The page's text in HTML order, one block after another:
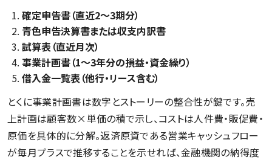
確定申告書（直近2〜3期分）
青色申告決算書または収支内訳書
試算表（直近月次）
事業計画書（1〜3年分の損益・資金繰り）
借入金一覧表（他行・リース含む）
とくに事業計画書は数字とストーリーの整合性が鍵です。売
上計画は顧客数×単価の積で示し、コストは人件費・販促費・
原価を具体的に分解。返済原資である営業キャッシュフロー
が毎月プラスで推移することを示せれば、金融機関の納得度